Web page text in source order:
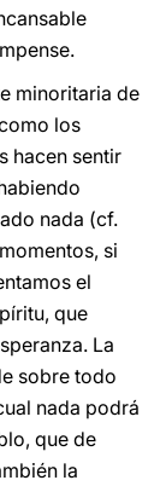
minoritaria de
los
hacen sentir
nada (cf.
si
el
que
La
sobre todo
nada podrá
que de
la